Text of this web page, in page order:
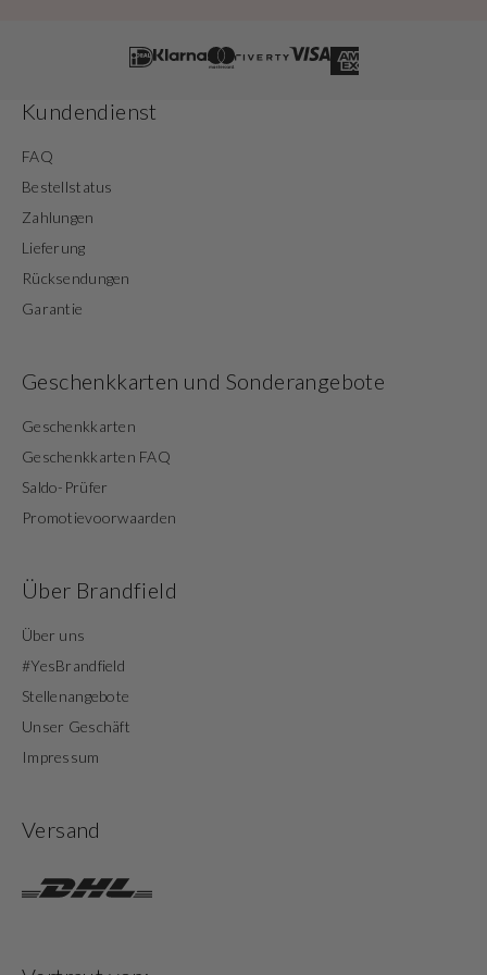
Kundendienst
FAQ
Bestellstatus
Zahlungen
Lieferung
Rücksendungen
Garantie
Geschenkkarten und Sonderangebote
Geschenkkarten
Geschenkkarten FAQ
Saldo-Prüfer
Promotievoorwaarden
Über Brandfield
Über uns
#YesBrandfield
Stellenangebote
Unser Geschäft
Impressum
Versand